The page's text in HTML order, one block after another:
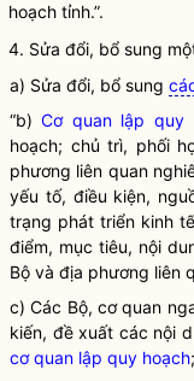
hoạch tỉnh.”.
4. Sửa đổi, bổ sung
a) Sửa đổi, bổ sung
“b)Cơ quan lập quy
hoạch; chủ trì, phối
phương liên quan
yếu tố, điều kiện,
trạng phát triển kinh
điểm, mục tiêu, nội
Bộ và địa phương liên
c) Các Bộ, cơ quan
kiến, đề xuất các nội
cơ quan lập quy hoạch;